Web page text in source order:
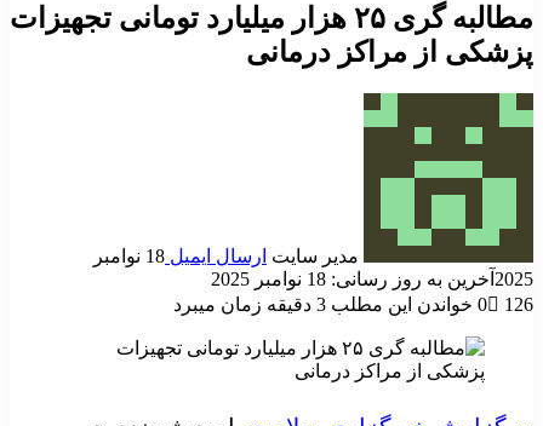
مطالبه گری ۲۵ هزار میلیارد تومانی تجهیزات
پزشکی از مراکز درمانی
مدیر سایت ارسال ایمیل
18 نوامبر
2025 آخرین به روز رسانی: 18 نوامبر 2025
0
126 خواندن این مطلب 3 دقیقه زمان میبرد